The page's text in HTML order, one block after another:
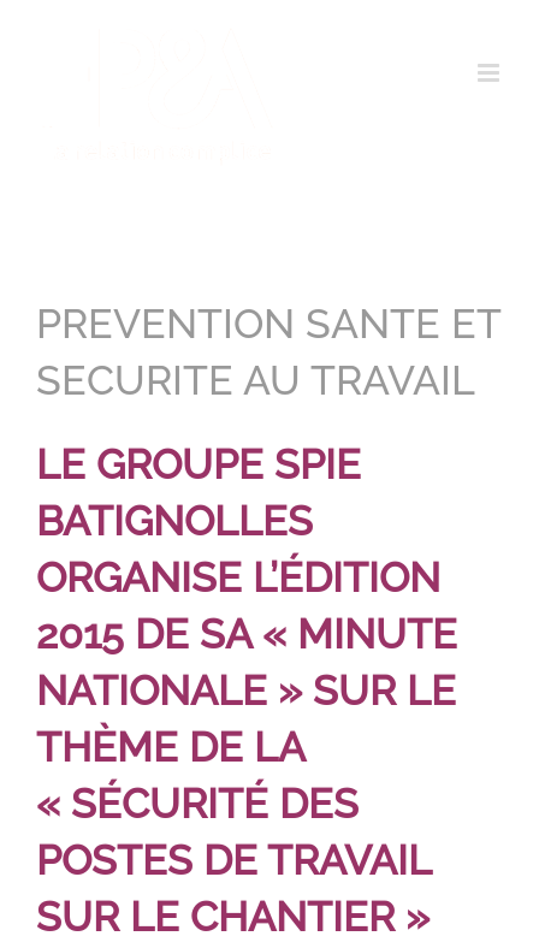
PREVENTION SANTE ET
SECURITE AU TRAVAIL
LE GROUPE SPIE
BATIGNOLLES
ORGANISE L’ÉDITION
2015 DE SA « MINUTE
NATIONALE » SUR LE
THÈME DE LA
« SÉCURITÉ DES
POSTES DE TRAVAIL
SUR LE CHANTIER »